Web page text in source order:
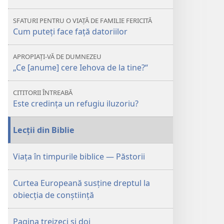
SFATURI PENTRU O VIAȚĂ DE FAMILIE FERICITĂ
Cum puteţi face faţă datoriilor
APROPIAȚI-VĂ DE DUMNEZEU
„Ce [anume] cere Iehova de la tine?“
CITITORII ÎNTREABĂ
Este credinţa un refugiu iluzoriu?
Lecţii din Biblie
Viaţa în timpurile biblice — Păstorii
Curtea Europeană susţine dreptul la
obiecţia de conştiinţă
Pagina treizeci şi doi